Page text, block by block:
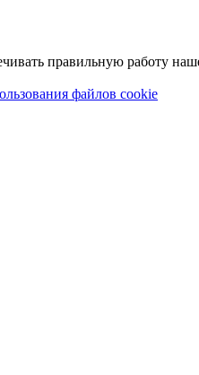
правильную работу
файлов cookie